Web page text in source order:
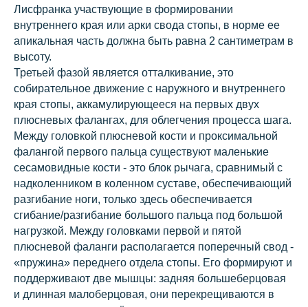
Лисфранка участвующие в формировании
внутреннего края или арки свода стопы, в норме ее
апикальная часть должна быть равна 2 сантиметрам в
высоту.
Третьей фазой является отталкивание, это
собирательное движение с наружного и внутреннего
края стопы, аккамулирующееся на первых двух
плюсневых фалангах, для облегчения процесса шага.
Между головкой плюсневой кости и проксимальной
фалангой первого пальца существуют маленькие
сесамовидные кости - это блок рычага, сравнимый с
надколенником в коленном суставе, обеспечивающий
разгибание ноги, только здесь обеспечивается
сгибание/разгибание большого пальца под большой
нагрузкой. Между головками первой и пятой
плюсневой фаланги располагается поперечный свод -
«пружина» переднего отдела стопы. Его формируют и
поддерживают две мышцы: задняя большеберцовая
и длинная малоберцовая, они перекрещиваются в